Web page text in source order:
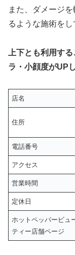
また、ダメージ
るような施術をし
上下とも利用す
ラ・小顔度がUP
店名
住所
電話番号
アクセス
営業時間
定休日
ホットペッパービュ
ティー店舗ページ